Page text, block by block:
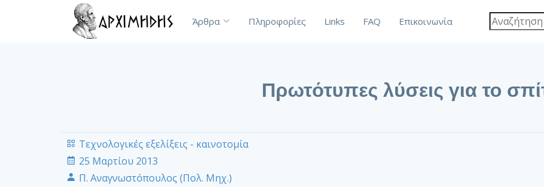
Άρθρα Πληροφορίες Links FAQ Επικοινωνία
Πρωτότυπες λύσεις για το
Τεχνολογικές εξελίξεις - καινοτομία
25 Μαρτίου 2013
Π. Αναγνωστόπουλος (Πολ. Μηχ.)